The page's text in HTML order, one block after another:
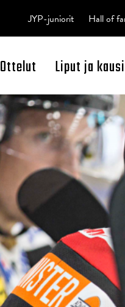
Open Search
Ottelut Liput ja
JYP-juniorit Hall of